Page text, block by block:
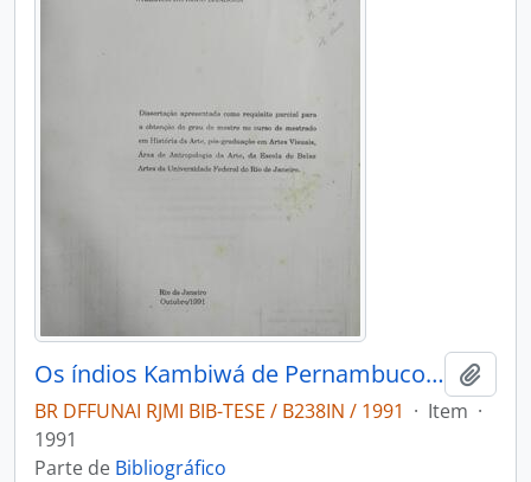
Os índios Kambiwá de Pernambuco: arte e identidade étnica
BR DFFUNAI RJMI BIB-TESE / B238IN / 1991 · Item ·
1991
Parte de Bibliográfico